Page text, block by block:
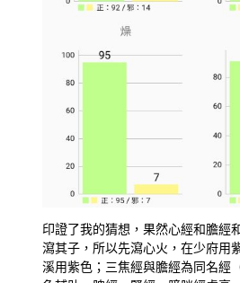
印證了我的猜想，果然心經和膽經
瀉其子，所以先瀉心火，在少府用
溪用紫色；三焦經與膽經為同名經